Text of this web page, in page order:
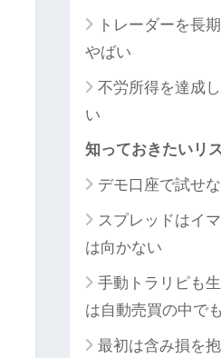
トレーダーを長
やばい
不労所得を達成
い
知っておきたいリ
デモ口座で試せ
スプレッドはイ
は向かない
手動トラリピも
は自動売買の中で
最初は含み損を